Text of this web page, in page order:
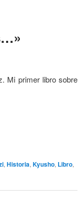
Mi primer libro sobre
, Historia, Kyusho, Libro,